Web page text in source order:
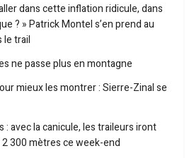
dans cette inflation ridicule, dans
? » Patrick Montel s’en prend au
le trail
ne passe plus en montagne
mieux les montrer : Sierre-Zinal se
: avec la canicule, les traileurs iront
300 mètres ce week-end